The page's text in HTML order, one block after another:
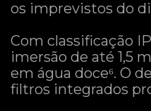
os imprevistos do
Com classificação
imersão de até 1,5
em água doce⁶. O
filtros integrados